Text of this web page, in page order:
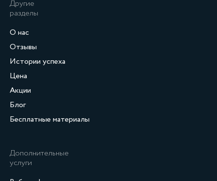
Другие
разделы
О нас
Отзывы
Истории успеха
Цена
Акции
Блог
Бесплатные материалы
Дополнительные
услуги